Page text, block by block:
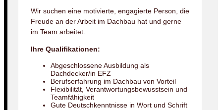
Wir suchen eine motivierte, engagierte Person, die
Freude an der Arbeit im Dachbau hat und gerne
im Team arbeitet.
Ihre Qualifikationen:
Abgeschlossene Ausbildung als
Dachdecker/in EFZ
Berufserfahrung im Dachbau von Vorteil
Flexibilität, Verantwortungsbewusstsein und
Teamfähigkeit
Gute Deutschkenntnisse in Wort und Schrift